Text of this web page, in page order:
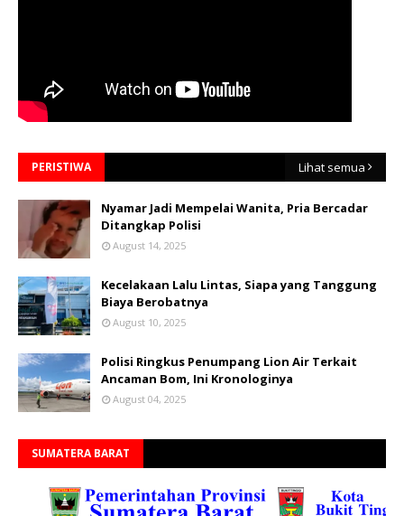
PERISTIWA Lihat semua
Nyamar Jadi Mempelai Wanita, Pria Bercadar
Ditangkap Polisi
August 14, 2025
Kecelakaan Lalu Lintas, Siapa yang Tanggung
Biaya Berobatnya
August 10, 2025
Polisi Ringkus Penumpang Lion Air Terkait
Ancaman Bom, Ini Kronologinya
August 04, 2025
SUMATERA BARAT